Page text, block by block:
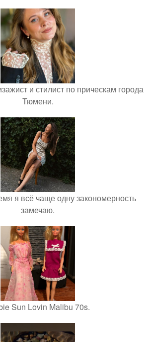
и стилист по прическам города
Тюмени.
я всё чаще одну закономерность
замечаю.
Sun Lovin Malibu 70s.